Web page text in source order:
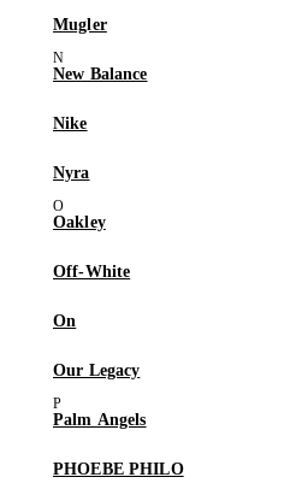
Mugler
New Balance
Nike
Nyra
Oakley
Off-White
On
Our Legacy
Palm Angels
PHOEBE PHILO